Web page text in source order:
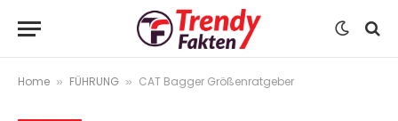
Home » FÜHRUNG » CAT Bagger Größenratgeber